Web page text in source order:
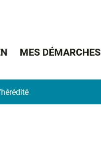
Linkedin
MES DÉMARCHES